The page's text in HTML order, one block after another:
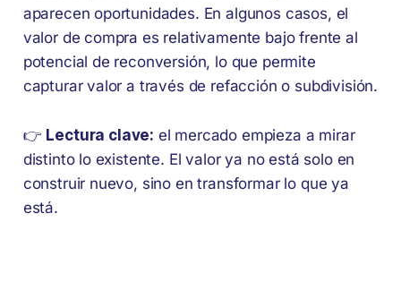
aparecen oportunidades. En algunos casos, el
valor de compra es relativamente bajo frente al
potencial de reconversión, lo que permite
capturar valor a través de refacción o subdivisión.
👉 Lectura clave: el mercado empieza a mirar
distinto lo existente. El valor ya no está solo en
construir nuevo, sino en transformar lo que ya
está.